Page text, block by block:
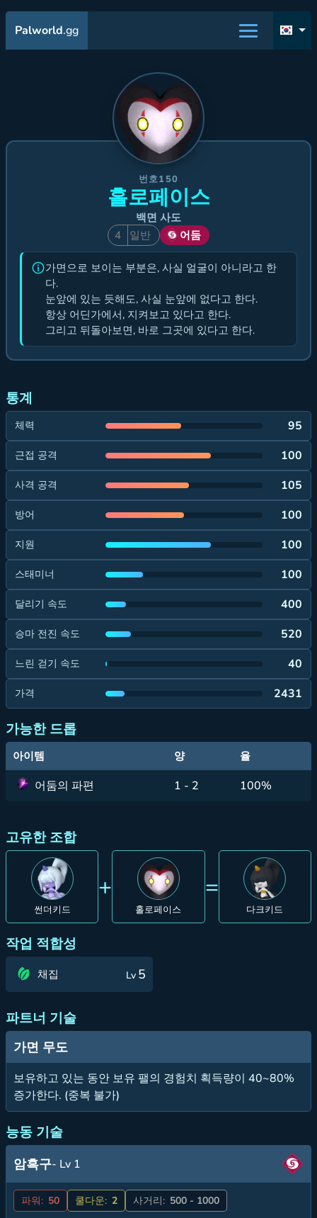
Palworld.gg
번호150
홀로페이스
백면 사도
4
일반 어둠
가면으로 보이는 부분은, 사실 얼굴이 아니라고 한
다.
눈앞에 있는 듯해도, 사실 눈앞에 없다고 한다.
항상 어딘가에서, 지켜보고 있다고 한다.
그리고 뒤돌아보면, 바로 그곳에 있다고 한다.
통계
체력 95
근접 공격 100
사격 공격 105
방어 100
지원 100
스태미너 100
달리기 속도 400
승마 전진 속도 520
느린 걷기 속도 40
가격 2431
가능한 드롭
아이템 양 율
어둠의 파편 1 - 2 100%
고유한 조합
썬더키드
+
홀로페이스
=
다크키드
작업 적합성
채집 Lv 5
파트너 기술
가면 무도
보유하고 있는 동안 보유 팰의 경험치 획득량이 40~80%
증가한다. (중복 불가)
능동 기술
암흑구- Lv 1
파워: 50 쿨다운: 2 사거리: 500 - 1000